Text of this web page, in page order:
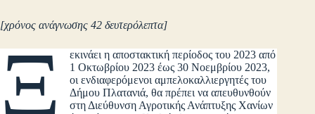
[χρόνος ανάγνωσης 42 δευτερόλεπτα]
Ξ
εκινάει η αποστακτική περίοδος του 2023 από
1 Οκτωβρίου 2023 έως 30 Νοεμβρίου 2023,
οι ενδιαφερόμενοι αμπελοκαλλιεργητές του
Δήμου Πλατανιά, θα πρέπει να απευθυνθούν
στη Διεύθυνση Αγροτικής Ανάπτυξης Χανίων